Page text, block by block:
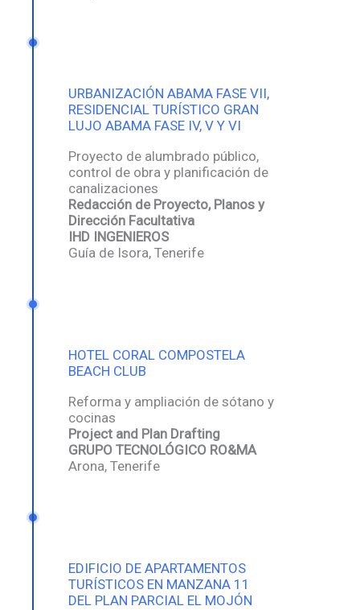
URBANIZACIÓN ABAMA FASE VII,
RESIDENCIAL TURÍSTICO GRAN
LUJO ABAMA FASE IV, V Y VI
Proyecto de alumbrado público,
control de obra y planificación de
canalizaciones
Redacción de Proyecto, Planos y
Dirección Facultativa
IHD INGENIEROS
Guía de Isora, Tenerife
HOTEL CORAL COMPOSTELA
BEACH CLUB
Reforma y ampliación de sótano y
cocinas
Project and Plan Drafting
GRUPO TECNOLÓGICO RO&MA
Arona, Tenerife
EDIFICIO DE APARTAMENTOS
TURÍSTICOS EN MANZANA 11
DEL PLAN PARCIAL EL MOJÓN